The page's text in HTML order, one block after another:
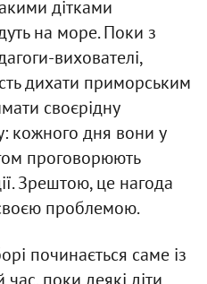
дітками
на море. Поки з
вихователі,
дихати приморським
своєрідну
кожного дня вони у
проговорюють
Зрештою, це нагода
проблемою.
починається саме із
час, поки деякі діти